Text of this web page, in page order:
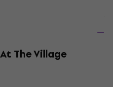
The Village